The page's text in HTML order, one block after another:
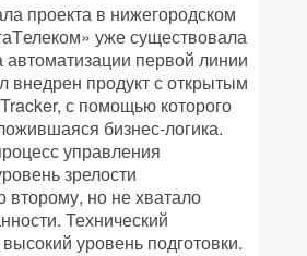
проекта в нижегородском
уже существовала
автоматизации первой линии
внедрен продукт с открытым
с помощью которого
бизнес-логика.
управления
зрелости
второму, но не хватало
Технический
уровень подготовки.